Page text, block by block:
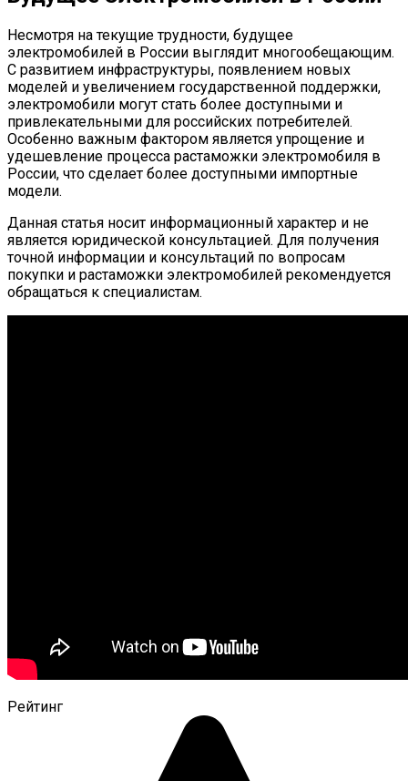
Несмотря на текущие трудности, будущее
электромобилей в России выглядит многообещающим.
С развитием инфраструктуры, появлением новых
моделей и увеличением государственной поддержки,
электромобили могут стать более доступными и
привлекательными для российских потребителей.
Особенно важным фактором является упрощение и
удешевление процесса растаможки электромобиля в
России, что сделает более доступными импортные
модели.
Данная статья носит информационный характер и не
является юридической консультацией. Для получения
точной информации и консультаций по вопросам
покупки и растаможки электромобилей рекомендуется
обращаться к специалистам.
Рейтинг